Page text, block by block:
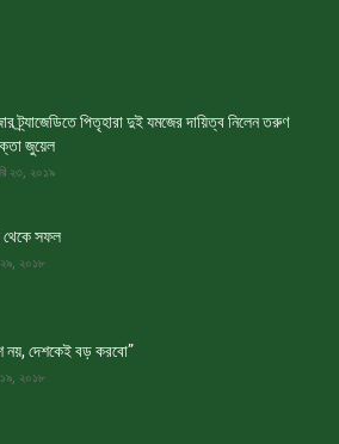
ট্র্যাজেডিতে পিতৃহারা দুই যমজের দায়িত্ব নিলেন তরুণ
জুয়েল
২৩, ২০১৯
থেকে সফল
২৯, ২০১৮
নয়, দেশকেই বড় করবো”
১৯, ২০১৮